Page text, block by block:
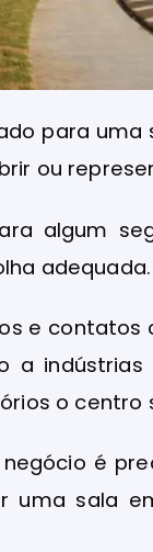
para
ou
algum
adequada.
e
a
o centro
é
uma sala